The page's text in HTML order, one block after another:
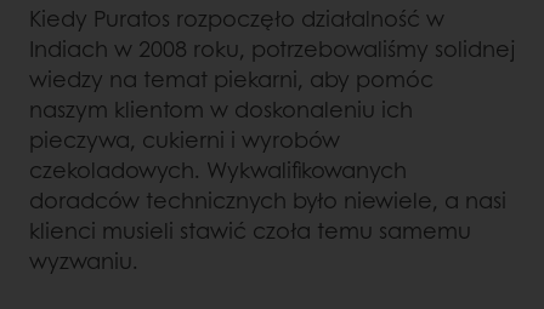
Kiedy Puratos rozpoczęło działalność w
Indiach w 2008 roku, potrzebowaliśmy solidnej
wiedzy na temat piekarni, aby pomóc
naszym klientom w doskonaleniu ich
pieczywa, cukierni i wyrobów
czekoladowych. Wykwalifikowanych
doradców technicznych było niewiele, a nasi
klienci musieli stawić czoła temu samemu
wyzwaniu.